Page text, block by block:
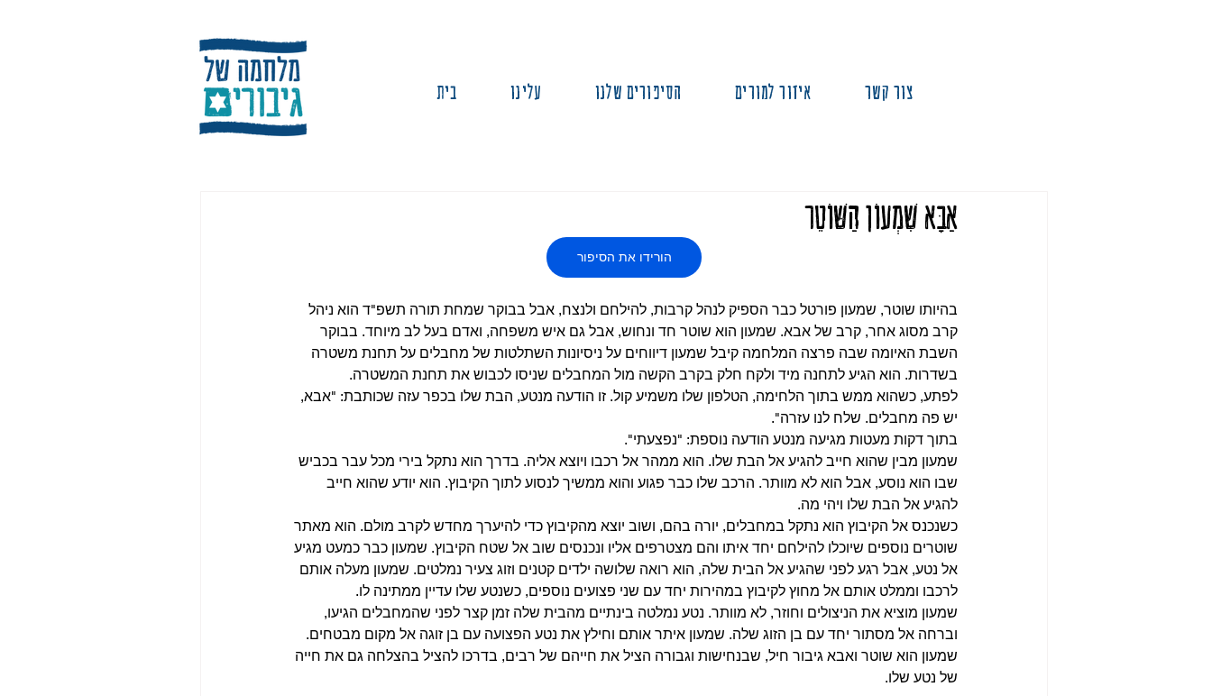
בית עלינו הסיפורים שלנו איזור למורים צור קשר
אַבָּא שִׁמְעוֹן הַשּׁוֹטֵר
הורידו את הסיפור
בהיותו שוטר, שמעון פורטל כבר הספיק לנהל קרבות, להילחם ולנצח, אבל בבוקר שמחת תורה תשפ"ד הוא ניהל
קרב מסוג אחר, קרב של אבא. שמעון הוא שוטר חד ונחוש, אבל גם איש משפחה, ואדם בעל לב מיוחד. בבוקר
השבת האיומה שבה פרצה המלחמה קיבל שמעון דיווחים על ניסיונות השתלטות של מחבלים על תחנת משטרה
בשדרות. הוא הגיע לתחנה מיד ולקח חלק בקרב הקשה מול המחבלים שניסו לכבוש את תחנת המשטרה.
לפתע, כשהוא ממש בתוך הלחימה, הטלפון שלו משמיע קול. זו הודעה מנטע, הבת שלו בכפר עזה שכותבת: "אבא,
יש פה מחבלים. שלח לנו עזרה".
בתוך דקות מעטות מגיעה מנטע הודעה נוספת: "נפצעתי".
שמעון מבין שהוא חייב להגיע אל הבת שלו. הוא ממהר אל רכבו ויוצא אליה. בדרך הוא נתקל בירי מכל עבר בכביש
שבו הוא נוסע, אבל הוא לא מוותר. הרכב שלו כבר פגוע והוא ממשיך לנסוע לתוך הקיבוץ. הוא יודע שהוא חייב
להגיע אל הבת שלו ויהי מה.
כשנכנס אל הקיבוץ הוא נתקל במחבלים, יורה בהם, ושוב יוצא מהקיבוץ כדי להיערך מחדש לקרב מולם. הוא מאתר
שוטרים נוספים שיוכלו להילחם יחד איתו והם מצטרפים אליו ונכנסים שוב אל שטח הקיבוץ. שמעון כבר כמעט מגיע
אל נטע, אבל רגע לפני שהגיע אל הבית שלה, הוא רואה שלושה ילדים קטנים וזוג צעיר נמלטים. שמעון מעלה אותם
לרכבו וממלט אותם אל מחוץ לקיבוץ במהירות יחד עם שני פצועים נוספים, כשנטע שלו עדיין ממתינה לו.
שמעון מוציא את הניצולים וחוזר, לא מוותר. נטע נמלטה בינתיים מהבית שלה זמן קצר לפני שהמחבלים הגיעו,
וברחה אל מסתור יחד עם בן הזוג שלה. שמעון איתר אותם וחילץ את נטע הפצועה עם בן זוגה אל מקום מבטחים.
שמעון הוא שוטר ואבא גיבור חיל, שבנחישות וגבורה הציל את חייהם של רבים, בדרכו להציל בהצלחה גם את חייה
של נטע שלו.